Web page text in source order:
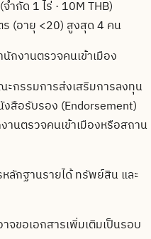
กัด 1 ไร่ · 10M THB)
(อายุ <20) สูงสุด 4 คน
กงานตรวจคนเข้าเมือง
ะกรรมการส่งเสริมการลงทุน
สือรับรอง (Endorsement)
นตรวจคนเข้าเมืองหรือสถาน
ลักฐานรายได้ ทรัพย์สิน และ
ขอเอกสารเพิ่มเติมเป็นรอบ